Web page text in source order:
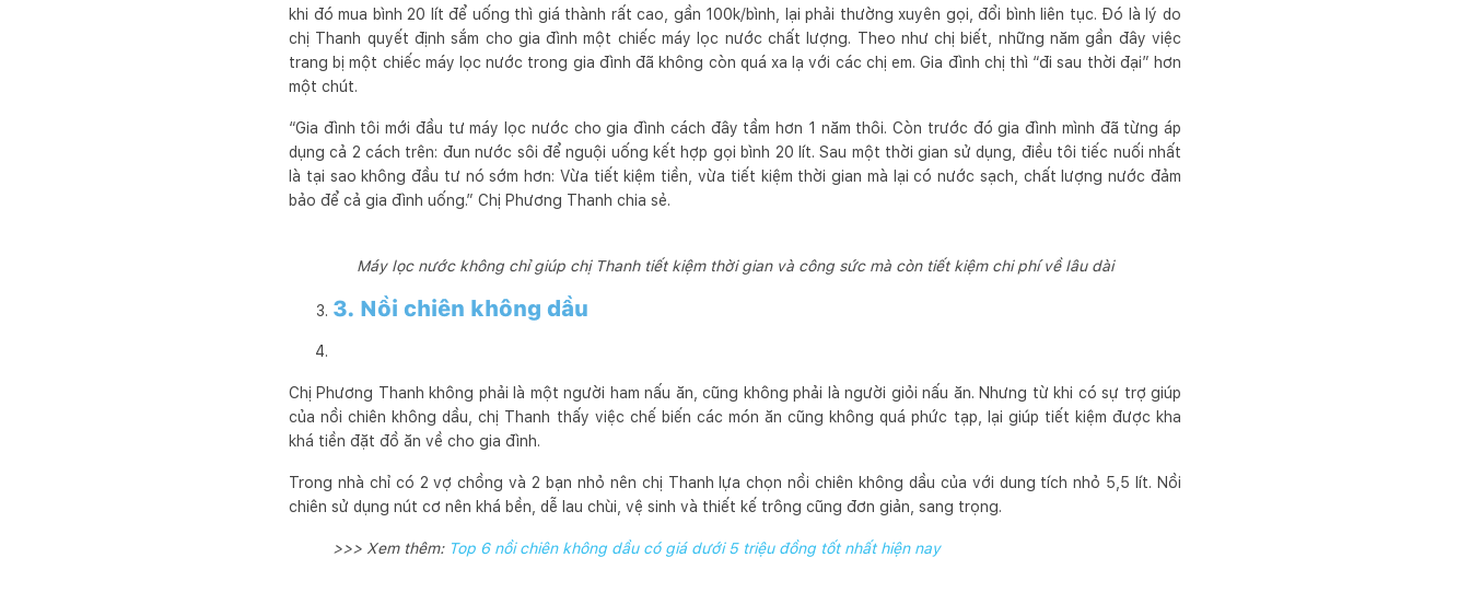
khi đó mua bình 20 lít để uống thì giá thành rất cao, gần 100k/bình, lại phải thường xuyên gọi, đổi bình liên tục. Đó là lý do
chị Thanh quyết định sắm cho gia đình một chiếc máy lọc nước chất lượng. Theo như chị biết, những năm gần đây việc
trang bị một chiếc máy lọc nước trong gia đình đã không còn quá xa lạ với các chị em. Gia đình chị thì “đi sau thời đại” hơn
một chút.
“Gia đình tôi mới đầu tư máy lọc nước cho gia đình cách đây tầm hơn 1 năm thôi. Còn trước đó gia đình mình đã từng áp
dụng cả 2 cách trên: đun nước sôi để nguội uống kết hợp gọi bình 20 lít. Sau một thời gian sử dụng, điều tôi tiếc nuối nhất
là tại sao không đầu tư nó sớm hơn: Vừa tiết kiệm tiền, vừa tiết kiệm thời gian mà lại có nước sạch, chất lượng nước đảm
bảo để cả gia đình uống.” Chị Phương Thanh chia sẻ.
Máy lọc nước không chỉ giúp chị Thanh tiết kiệm thời gian và công sức mà còn tiết kiệm chi phí về lâu dài
3. Nồi chiên không dầu
Chị Phương Thanh không phải là một người ham nấu ăn, cũng không phải là người giỏi nấu ăn. Nhưng từ khi có sự trợ giúp
của nồi chiên không dầu, chị Thanh thấy việc chế biến các món ăn cũng không quá phức tạp, lại giúp tiết kiệm được kha
khá tiền đặt đồ ăn về cho gia đình.
Trong nhà chỉ có 2 vợ chồng và 2 bạn nhỏ nên chị Thanh lựa chọn nồi chiên không dầu của với dung tích nhỏ 5,5 lít. Nồi
chiên sử dụng nút cơ nên khá bền, dễ lau chùi, vệ sinh và thiết kế trông cũng đơn giản, sang trọng.
>>> Xem thêm: Top 6 nồi chiên không dầu có giá dưới 5 triệu đồng tốt nhất hiện nay